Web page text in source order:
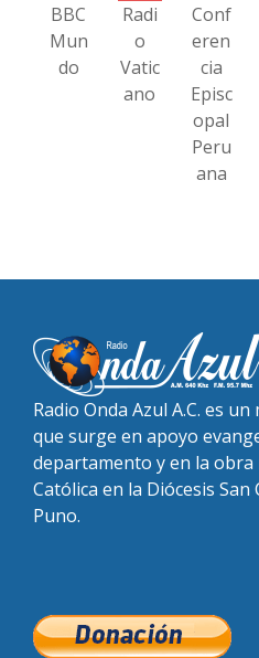
BBC
Mun
do
Radi
o
Vatic
ano
Conf
eren
cia
Episc
opal
Peru
ana
Radio Onda Azul A.C. es
que surge en apoyo
departamento y en la obra
Católica en la Diócesis
Puno.